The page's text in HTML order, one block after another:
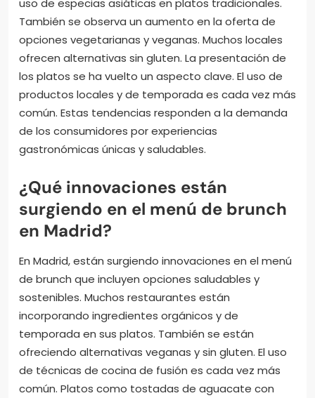
uso de especias asiáticas en platos tradicionales.
También se observa un aumento en la oferta de
opciones vegetarianas y veganas. Muchos locales
ofrecen alternativas sin gluten. La presentación de
los platos se ha vuelto un aspecto clave. El uso de
productos locales y de temporada es cada vez más
común. Estas tendencias responden a la demanda
de los consumidores por experiencias
gastronómicas únicas y saludables.
¿Qué innovaciones están
surgiendo en el menú de brunch
en Madrid?
En Madrid, están surgiendo innovaciones en el menú
de brunch que incluyen opciones saludables y
sostenibles. Muchos restaurantes están
incorporando ingredientes orgánicos y de
temporada en sus platos. También se están
ofreciendo alternativas veganas y sin gluten. El uso
de técnicas de cocina de fusión es cada vez más
común. Platos como tostadas de aguacate con